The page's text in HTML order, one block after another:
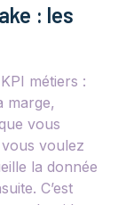
: les
métiers :
marge,
vous
vous voulez
la donnée
C’est